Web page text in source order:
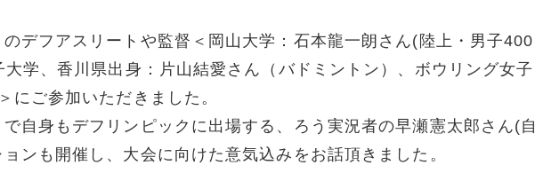
デフアスリートや監督＜岡山大学：石本龍一朗さん(陸上・男子400
学、香川県出身：片山結愛さん（バドミントン）、ボウリング女子
にご参加いただきました。
自身もデフリンピックに出場する、ろう実況者の早瀬憲太郎さん(自
ンも開催し、大会に向けた意気込みをお話頂きました。